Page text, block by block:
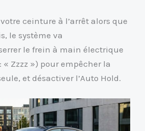
ceinture à l’arrêt alors que
le système va
le frein à main électrique
« Zzzz ») pour empêcher la
et désactiver l’Auto Hold.